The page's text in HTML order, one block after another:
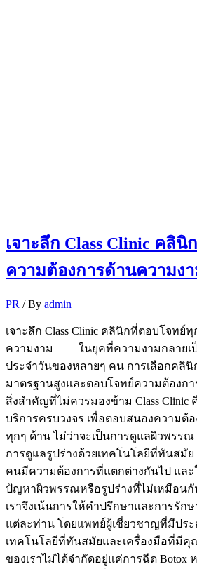
เจาะลึก Class Clinic คลิ
ความต้องการด้านความง
PR / By admin
เจาะลึก Class Clinic คลินิกที่ตอบโจทย์
ความงาม ในยุคที่ความงามกลายเ
ประจำวันของหลายๆ คน การเลือกคลิ
มาตรฐานสูงและตอบโจทย์ความต้องก
สิ่งสำคัญที่ไม่ควรมองข้าม Class
บริการครบวงจร เพื่อตอบสนองความต้
ทุกๆ ด้าน ไม่ว่าจะเป็นการดูแลผิวพรร
การดูแลรูปร่างด้วยเทคโนโลยีที่ทันส
คนมีความต้องการที่แตกต่างกันไป แล
ปัญหาผิวพรรณหรือรูปร่างที่ไม่เหมือนกั
เราจึงเน้นการให้คำปรึกษาและการรัก
แต่ละท่าน โดยแพทย์ผู้เชี่ยวชาญที่มีปร
เทคโนโลยีที่ทันสมัยและเครื่องมือที่
ของเราไม่ได้จำกัดอยู่แค่การฉีด Botox